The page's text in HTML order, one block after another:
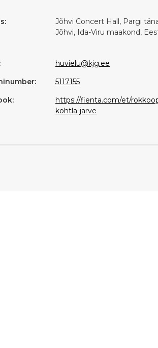
Jõhvi Concert Hall, Pargi
Jõhvi, Ida-Viru maakond,
huvielu@kjg.ee
5117155
https://fienta.com/et/
kohtla-jarve